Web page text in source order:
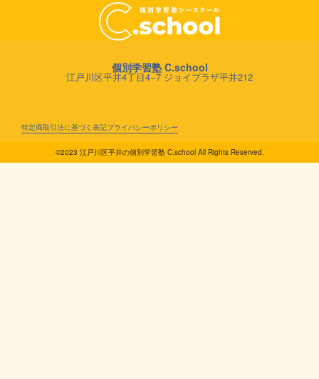
個別学習塾 C.school
江戸川区平井4丁目4−7 ジョイプラザ平井212
特定商取引法に基づく表記プライバシーポリシー
©️2023 江戸川区平井の個別学習塾 C.school All Rights Reserved.